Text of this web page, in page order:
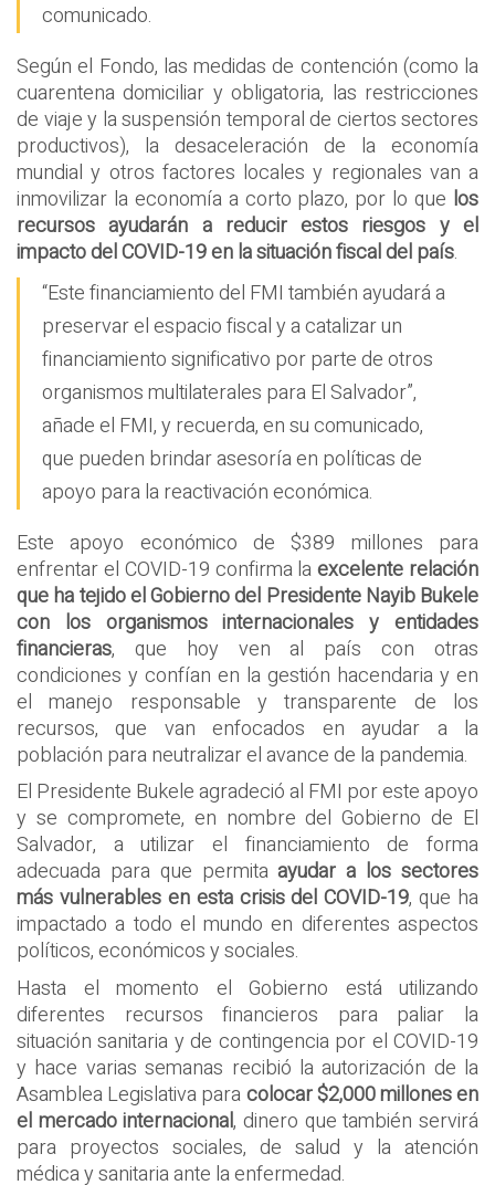
comunicado.
Según el Fondo, las medidas de contención (como la
cuarentena domiciliar y obligatoria, las restricciones
de viaje y la suspensión temporal de ciertos sectores
productivos), la desaceleración de la economía
mundial y otros factores locales y regionales van a
inmovilizar la economía a corto plazo, por lo que los
recursos ayudarán a reducir estos riesgos y el
impacto del COVID-19 en la situación fiscal del país.
“Este financiamiento del FMI también ayudará a
preservar el espacio fiscal y a catalizar un
financiamiento significativo por parte de otros
organismos multilaterales para El Salvador”,
añade el FMI, y recuerda, en su comunicado,
que pueden brindar asesoría en políticas de
apoyo para la reactivación económica.
Este apoyo económico de $389 millones para
enfrentar el COVID-19 confirma laexcelente relación
que ha tejido el Gobierno del Presidente Nayib Bukele
con los organismos internacionales y entidades
financieras, que hoy ven al país con otras
condiciones y confían en la gestión hacendaria y en
el manejo responsable y transparente de los
recursos, que van enfocados en ayudar a la
población para neutralizar el avance de la pandemia.
El Presidente Bukele agradeció al FMI por este apoyo
y se compromete, en nombre del Gobierno de El
Salvador, a utilizar el financiamiento de forma
adecuada para que permitaayudar a los sectores
más vulnerables en esta crisis del COVID-19, que ha
impactado a todo el mundo en diferentes aspectos
políticos, económicos y sociales.
Hasta el momento el Gobierno está utilizando
diferentes recursos financieros para paliar la
situación sanitaria y de contingencia por el COVID-19
y hace varias semanas recibió la autorización de la
Asamblea Legislativa paracolocar $2,000 millones en
el mercado internacional, dinero que también servirá
para proyectos sociales, de salud y la atención
médica y sanitaria ante la enfermedad.